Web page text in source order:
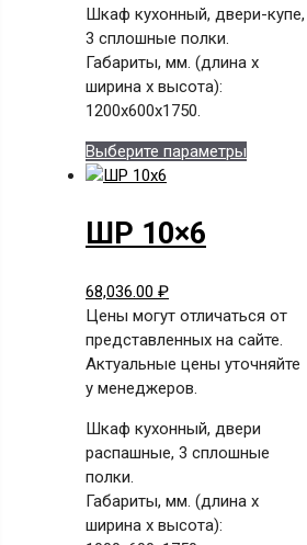
Шкаф кухонный, двери-купе,
3 сплошные полки.
Габариты, мм. (длина х
ширина х высота):
1200x600x1750.
Выберите параметры
выбрать
на
странице
ШР 10×6
68,036.00 ₽
Цены могут отличаться от
представленных на сайте.
Актуальные цены уточняйте
у менеджеров.
Шкаф кухонный, двери
распашные, 3 сплошные
полки.
Габариты, мм. (длина х
ширина х высота):